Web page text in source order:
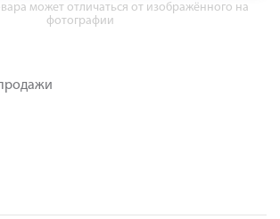
может отличаться от изображённого на
фотографии